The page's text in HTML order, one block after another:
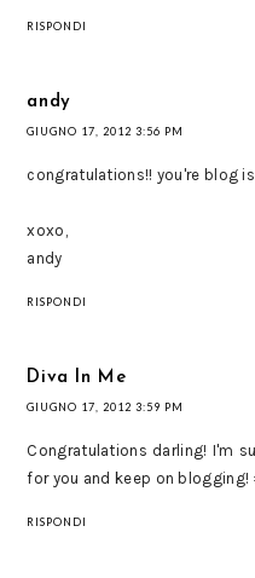
RISPONDI
andy
GIUGNO 17, 2012 3:56 PM
congratulations!! you're blog
xoxo,
andy
RISPONDI
Diva In Me
GIUGNO 17, 2012 3:59 PM
Congratulations darling! I'm
for you and keep on blogging!
RISPONDI